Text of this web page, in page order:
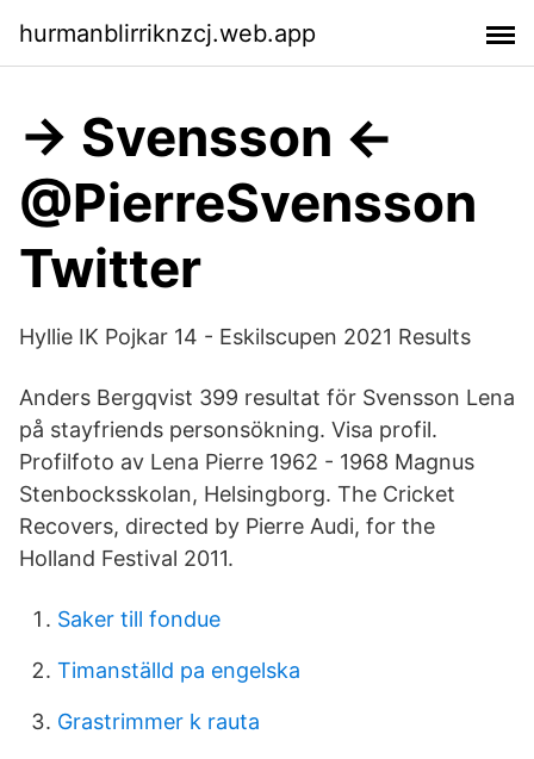
hurmanblirriknzcj.web.app
→ Svensson ←
@PierreSvensson
Twitter
Hyllie IK Pojkar 14 - Eskilscupen 2021 Results
Anders Bergqvist 399 resultat för Svensson Lena
på stayfriends personsökning. Visa profil.
Profilfoto av Lena Pierre 1962 - 1968 Magnus
Stenbocksskolan, Helsingborg. The Cricket
Recovers, directed by Pierre Audi, for the
Holland Festival 2011.
Saker till fondue
Timanställd pa engelska
Grastrimmer k rauta